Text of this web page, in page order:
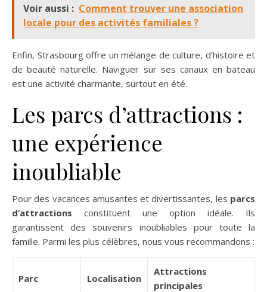
Voir aussi : Comment trouver une association
locale pour des activités familiales ?
Enfin, Strasbourg offre un mélange de culture, d’histoire et
de beauté naturelle. Naviguer sur ses canaux en bateau
est une activité charmante, surtout en été.
Les parcs d’attractions :
une expérience
inoubliable
Pour des vacances amusantes et divertissantes, les parcs
d’attractions constituent une option idéale. Ils
garantissent des souvenirs inoubliables pour toute la
famille. Parmi les plus célèbres, nous vous recommandons :
Parc Localisation
Attractions
principales